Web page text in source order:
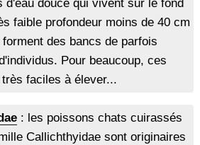
d'eau douce qui vivent sur le fond
faible profondeur moins de 40 cm
des bancs de parfois
Pour beaucoup, ces
faciles à élever...
: les poissons chats cuirassés
Callichthyidae sont originaires